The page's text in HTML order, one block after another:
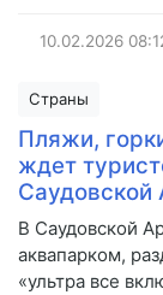
10.02.2026
Страны
Пляжи,
ждет
Саудовской
В Саудовской
аквапарком,
«ультра все